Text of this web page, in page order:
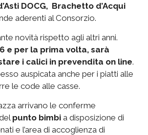
DOCG, Brachetto d’Acqui
aderenti al Consorzio.
novità rispetto agli altri anni.
e per la prima volta, sarà
i calici in prevendita on line.
auspicata anche per i piatti alle
le code alle casse.
arrivano le conferme
punto bimbi a disposizione di
e l’area di accoglienza di